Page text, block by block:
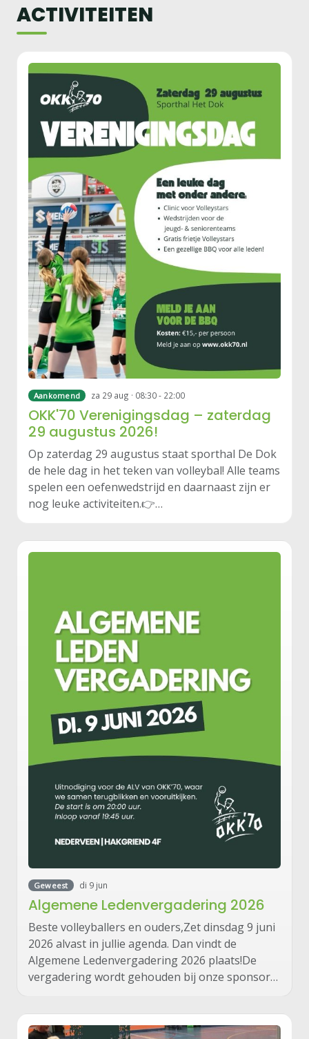
ACTIVITEITEN
Aankomend za 29 aug · 08:30 - 22:00
OKK'70 Verenigingsdag – zaterdag
29 augustus 2026!
Op zaterdag 29 augustus staat sporthal De Dok
de hele dag in het teken van volleybal! Alle teams
spelen een oefenwedstrijd en daarnaast zijn er
nog leuke activiteiten.👉…
Geweest di 9 jun
Algemene Ledenvergadering 2026
Beste volleyballers en ouders,Zet dinsdag 9 juni
2026 alvast in jullie agenda. Dan vindt de
Algemene Ledenvergadering 2026 plaats!De
vergadering wordt gehouden bij onze sponsor…